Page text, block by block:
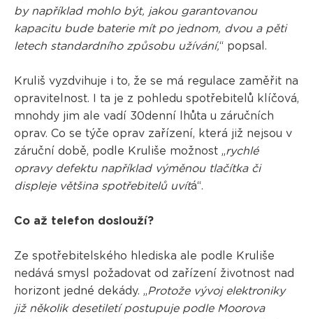
by například mohlo být, jakou garantovanou
kapacitu bude baterie mít po jednom, dvou a pěti
letech standardního způsobu užívání,“ popsal.
Kruliš vyzdvihuje i to, že se má regulace zaměřit na
opravitelnost. I ta je z pohledu spotřebitelů klíčová,
mnohdy jim ale vadí 30denní lhůta u záručních
oprav. Co se týče oprav zařízení, která již nejsou v
záruční době, podle Kruliše možnost „rychlé
opravy defektu například výměnou tlačítka či
displeje většina spotřebitelů uvítá“.
Co až telefon doslouží?
Ze spotřebitelského hlediska ale podle Kruliše
nedává smysl požadovat od zařízení životnost nad
horizont jedné dekády. „Protože vývoj elektroniky
již několik desetiletí postupuje podle Moorova